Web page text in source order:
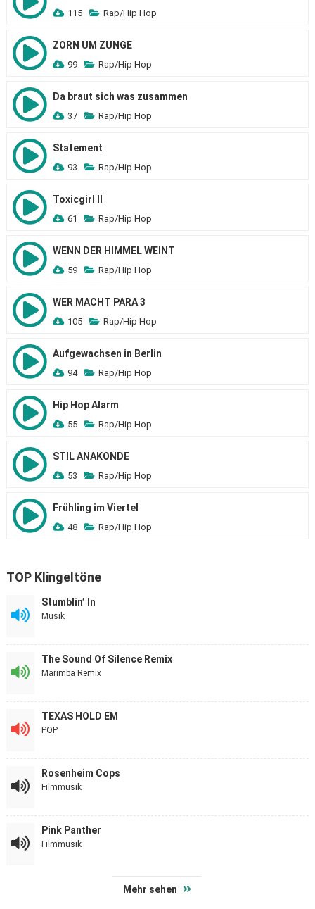
115 Rap/Hip Hop
ZORN UM ZUNGE
99 Rap/Hip Hop
Da braut sich was zusammen
37 Rap/Hip Hop
Statement
93 Rap/Hip Hop
Toxicgirl II
61 Rap/Hip Hop
WENN DER HIMMEL WEINT
59 Rap/Hip Hop
WER MACHT PARA 3
105 Rap/Hip Hop
Aufgewachsen in Berlin
94 Rap/Hip Hop
Hip Hop Alarm
55 Rap/Hip Hop
STIL ANAKONDE
53 Rap/Hip Hop
Frühling im Viertel
48 Rap/Hip Hop
TOP Klingeltöne
Stumblin’ In
Musik
The Sound Of Silence Remix
Marimba Remix
TEXAS HOLD EM
POP
Rosenheim Cops
Filmmusik
Pink Panther
Filmmusik
Mehr sehen